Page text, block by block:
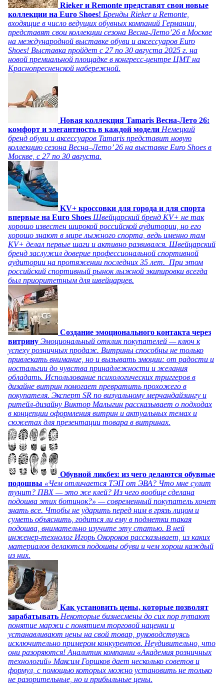
Rieker и Remonte представят свои новые
коллекции на Euro Shoes! Бренды Rieker и Remonte,
входящие в число ведущих обувных компаний Германии,
представят свои коллекции сезона Весна-Лето’26 в Москве
на международной выставке обуви и аксессуаров Euro
Shoes! Выставка пройдет c 27 по 30 августа 2025 г. на
новой премиальной площадке в конгресс-центре ЦМТ на
Краснопресненской набережной.
Новая коллекция Tamaris Весна-Лето 26:
комфорт и элегантность в каждой модели Немецкий
бренд обуви и аксессуаров Tamaris представит новую
коллекцию сезона Весна–Лето’ 26 на выставке Euro Shoes в
Москве, с 27 по 30 августа.
KV+ кроссовки для города и для спорта
впервые на Euro Shoes Швейцарский бренд KV+ не так
хорошо известен широкой российской аудитории, но его
хорошо знают в мире лыжного спорта, ведь именно там
KV+ делал первые шаги и активно развивался. Швейцарский
бренд заслужил доверие профессиональной спортивной
аудитории на протяжении последних 35 лет. При этом
российский спортивный рынок лыжной экипировки всегда
был приоритетным для швейцарцев.
Создание эмоционального контакта через
витрину Эмоциональный отклик покупателей — ключ к
успеху розничных продаж. Витрины способны не только
привлекать внимание, но и вызывать эмоции: от радости и
ностальгии до чувства принадлежности и желания
обладать. Использование психологических триггеров в
дизайне витрин помогает превратить прохожего в
покупателя. Эксперт SR по визуальному мерчандайзингу и
ритейл-дизайну Виктор Малыгин рассказывает о подходах
в концепции оформления витрин и актуальных темах и
сюжетах для презентации товара в витринах.
Обувной ликбез: из чего делаются обувные
подошвы «Чем отличается ТЭП от ЭВА? Что мне сулит
тунит? ПВХ — это же клей? Из чего вообще сделана
подошва этих ботинок?» — современный покупатель хочет
знать все. Чтобы не ударить перед ним в грязь лицом и
суметь объяснить, годится ли ему в подметки такая
подошва, внимательно изучите эту статью. В ней
инженер-технолог Игорь Окороков рассказывает, из каких
материалов делаются подошвы обуви и чем хорош каждый
из них.
Как установить цены, которые позволят
зарабатывать Некоторые бизнесмены до сих пор путают
понятие маржи с понятием торговой наценки и
устанавливают цены на свой товар, руководствуясь
исключительно примером конкурентов. Неудивительно, что
они разоряются! Аналитик компании «Академия розничных
технологий» Максим Горшков дает несколько советов и
формул, с помощью которых можно установить не только
не разорительные, но и прибыльные цены.